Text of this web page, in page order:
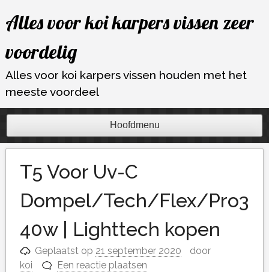
naar
inhoud
Alles voor koi karpers vissen zeer
voordelig
Alles voor koi karpers vissen houden met het
meeste voordeel
Hoofdmenu
T5 Voor Uv-C
Dompel/Tech/Flex/Pro3
40w | Lighttech kopen
Geplaatst op 21 september 2020
door
koi
Een reactie plaatsen